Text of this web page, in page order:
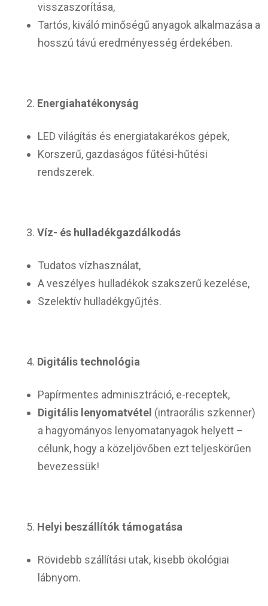
visszaszorítása,
Tartós, kiváló minőségű anyagok alkalmazása a
hosszú távú eredményesség érdekében.
Energiahatékonyság
LED világítás és energiatakarékos gépek,
Korszerű, gazdaságos fűtési-hűtési
rendszerek.
Víz- és hulladékgazdálkodás
Tudatos vízhasználat,
A veszélyes hulladékok szakszerű kezelése,
Szelektív hulladékgyűjtés.
Digitális technológia
Papírmentes adminisztráció, e-receptek,
Digitális lenyomatvétel (intraorális szkenner)
a hagyományos lenyomatanyagok helyett –
célunk, hogy a közeljövőben ezt teljeskörűen
bevezessük!
Helyi beszállítók támogatása
Rövidebb szállítási utak, kisebb ökológiai
lábnyom.